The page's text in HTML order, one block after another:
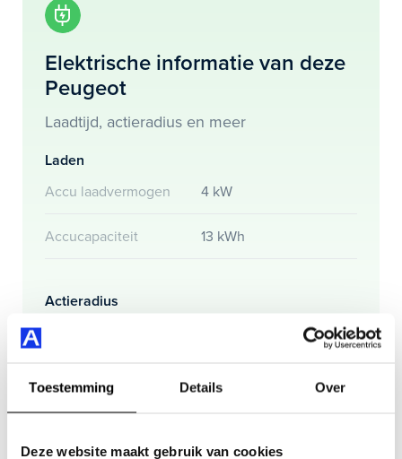
Toestemming Details Over
Deze website maakt gebruik van cookies
interieurdelen, apple carplay/android auto, electronic
Je koopt hem voor € 26.795,- maar je kan deze Peugeot
Maak snel een afspraak in de showroom of bestel hem
Elektrische informatie van deze
Peugeot
Laadtijd, actieradius en meer
Laden
Accu laadvermogen
4 kW
Accucapaciteit 13 kWh
Actieradius
Gemmiddeld elektrisch